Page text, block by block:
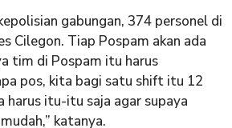
gabungan, 374 personel di
Cilegon. Tiap Pospam akan ada
tim di Pospam itu harus
pos, kita bagi satu shift itu 12
harus itu-itu saja agar supaya
katanya.